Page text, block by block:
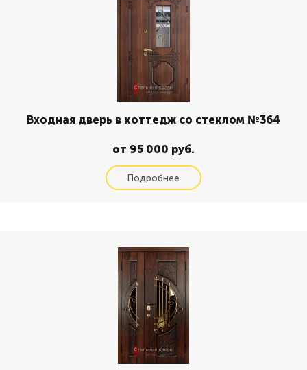
Входная дверь в коттедж со стеклом №364
от 95 000 руб.